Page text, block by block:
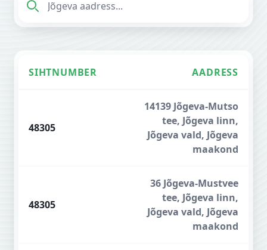
SIHTNUMBER AADRESS
48305
14139 Jõgeva-Mutso
tee, Jõgeva linn,
Jõgeva vald, Jõgeva
maakond
48305
36 Jõgeva-Mustvee
tee, Jõgeva linn,
Jõgeva vald, Jõgeva
maakond